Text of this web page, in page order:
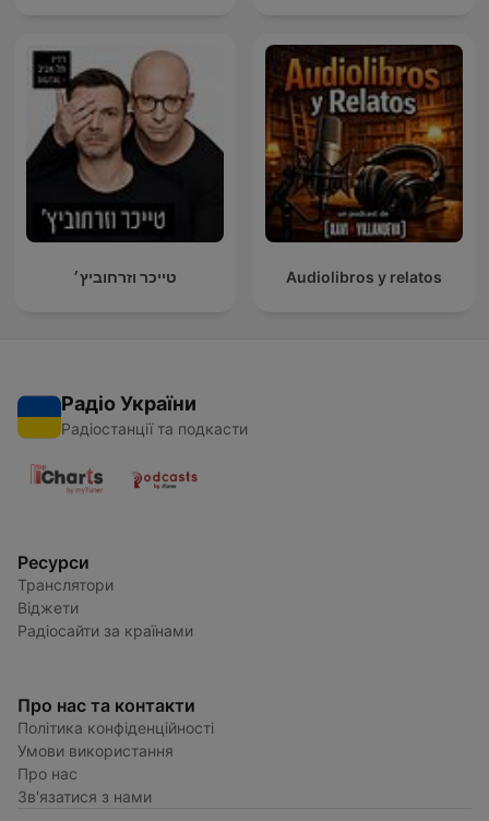
טייכר וזרחוביץ׳ Audiolibros y relatos
Радіо України
Радіостанції та подкасти
Ресурси
Транслятори
Віджети
Радіосайти за країнами
Про нас та контакти
Політика конфіденційності
Умови використання
Про нас
Зв'язатися з нами